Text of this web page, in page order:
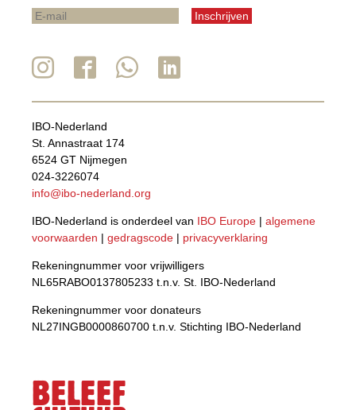
E-
IBO-Nederland
St. Annastraat 174
6524 GT Nijmegen
024-3226074
info@ibo-nederland.org
IBO-Nederland is onderdeel van IBO Europe | algemene
voorwaarden | gedragscode | privacyverklaring
Rekeningnummer voor vrijwilligers
NL65RABO0137805233 t.n.v. St. IBO-Nederland
Rekeningnummer voor donateurs
NL27INGB0000860700 t.n.v. Stichting IBO-Nederland
BELEEF